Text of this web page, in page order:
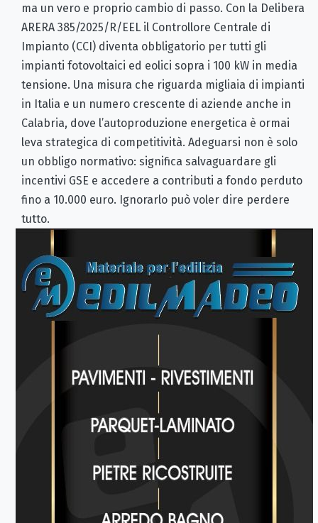
ma un vero e proprio cambio di passo. Con la Delibera
ARERA 385/2025/R/EEL il Controllore Centrale di
Impianto (CCI) diventa obbligatorio per tutti gli
impianti fotovoltaici ed eolici sopra i 100 kW in media
tensione. Una misura che riguarda migliaia di impianti
in Italia e un numero crescente di aziende anche in
Calabria, dove l’autoproduzione energetica è ormai
leva strategica di competitività. Adeguarsi non è solo
un obbligo normativo: significa salvaguardare gli
incentivi GSE e accedere a contributi a fondo perduto
fino a 10.000 euro. Ignorarlo può voler dire perdere
tutto.